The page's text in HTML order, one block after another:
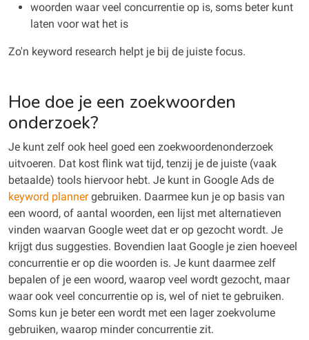
woorden waar veel concurrentie op is, soms beter kunt
laten voor wat het is
Zo'n keyword research helpt je bij de juiste focus.
Hoe doe je een zoekwoorden
onderzoek?
Je kunt zelf ook heel goed een zoekwoordenonderzoek
uitvoeren. Dat kost flink wat tijd, tenzij je de juiste (vaak
betaalde) tools hiervoor hebt. Je kunt in Google Ads de
keyword plannergebruiken. Daarmee kun je op basis van
een woord, of aantal woorden, een lijst met alternatieven
vinden waarvan Google weet dat er op gezocht wordt. Je
krijgt dus suggesties. Bovendien laat Google je zien hoeveel
concurrentie er op die woorden is. Je kunt daarmee zelf
bepalen of je een woord, waarop veel wordt gezocht, maar
waar ook veel concurrentie op is, wel of niet te gebruiken.
Soms kun je beter een wordt met een lager zoekvolume
gebruiken, waarop minder concurrentie zit.